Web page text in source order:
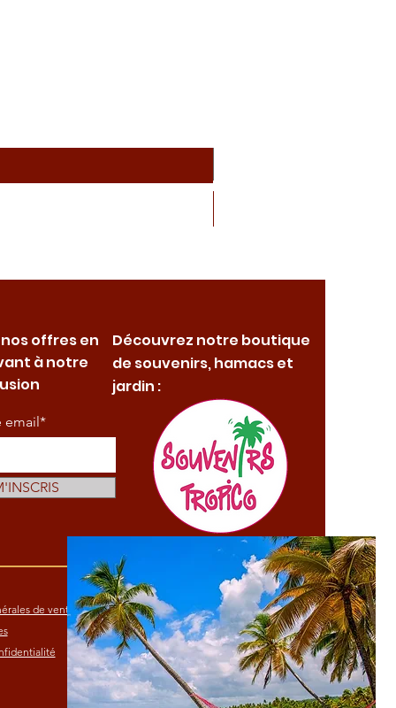
offres en
à notre
email*
de vente
Découvrez notre boutique
de souvenirs, hamacs et
jardin :